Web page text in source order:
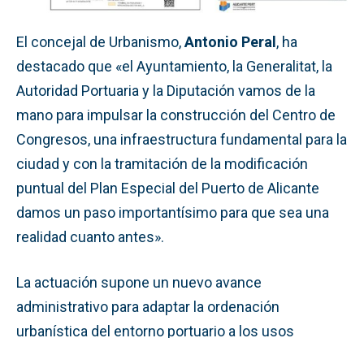
El concejal de Urbanismo,Antonio Peral, ha
destacado que «el Ayuntamiento, la Generalitat, la
Autoridad Portuaria y la Diputación vamos de la
mano para impulsar la construcción del Centro de
Congresos, una infraestructura fundamental para la
ciudad y con la tramitación de la modificación
puntual del Plan Especial del Puerto de Alicante
damos un paso importantísimo para que sea una
realidad cuanto antes».
La actuación supone un nuevo avance
administrativo para adaptar la ordenación
urbanística del entorno portuario a los usos